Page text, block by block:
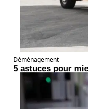
Déménagement
5 astuces pour